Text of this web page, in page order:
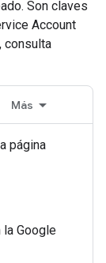
Son claves
Account
consulta
Más
página
Google